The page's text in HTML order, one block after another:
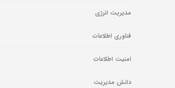
مدیریت انرژی
فناوری اطلاعات
امنیت اطلاعات
دانش مدیریت